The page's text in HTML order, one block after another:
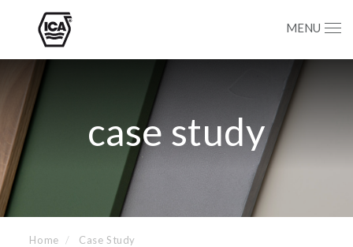
MENU
case study
Home Case Study